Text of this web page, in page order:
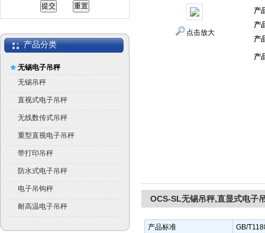
产品分类
无锡电子吊秤
无锡吊秤
直视式电子吊秤
无线数传式吊秤
重型直视电子吊秤
带打印吊秤
防水式电子吊秤
电子吊钩秤
耐高温电子吊秤
点击放大
产
产
产
产
OCS-SL无锡吊秤,直显式电子
产品标准
GB/